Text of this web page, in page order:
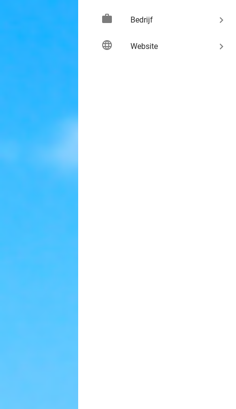
work Bedrijf keyboard_arrow_right
language Website keyboard_arrow_right